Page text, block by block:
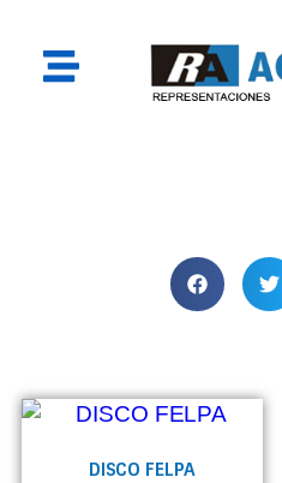
DISCO FELPA